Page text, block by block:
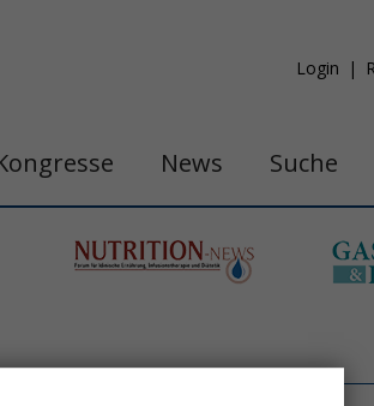
Login
News Suche